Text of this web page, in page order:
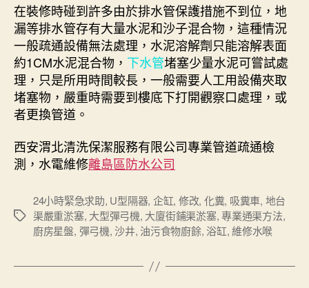
在裝修時碰到許多由於排水管保護措施不到位，地
漏等排水管存有大量水泥和沙子混合物，這種情況
一般疏通設備無法處理，水泥溶解劑只能溶解表面
約1CM水泥混合物， 下水管堵塞少量水泥可嘗試處
理，只是所用時間較長，一般需要人工用設備夾取
堵塞物，嚴重時需要到樓底下打開觀察口處理，或
者更換管道。
西安渭北清洗保潔服務有限公司專業管道疏通檢
測，水電維修離島區防水公司
Tags
24小時緊急求助, U型隔器, 企缸, 修改, 化糞, 吸糞車, 地台
渠嚴重淤塞, 大型彈弓機, 大廈街鋪渠淤塞,專業通渠方法,
廚房星盤, 彈弓機,沙井, 油污食物廚餘, 浴缸,維修水喉